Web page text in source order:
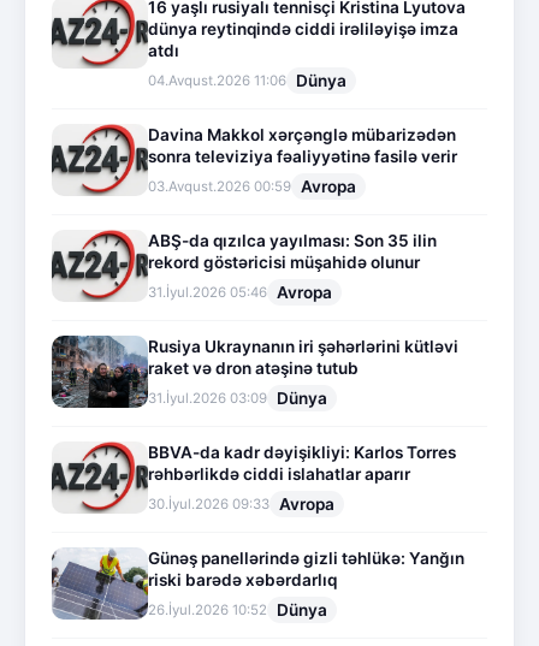
16 yaşlı rusiyalı tennisçi Kristina Lyutova
dünya reytinqində ciddi irəliləyişə imza
atdı
04.Avqust.2026 11:06 Dünya
Davina Makkol xərçənglə mübarizədən
sonra televiziya fəaliyyətinə fasilə verir
03.Avqust.2026 00:59 Avropa
ABŞ-da qızılca yayılması: Son 35 ilin
rekord göstəricisi müşahidə olunur
31.İyul.2026 05:46 Avropa
Rusiya Ukraynanın iri şəhərlərini kütləvi
raket və dron atəşinə tutub
31.İyul.2026 03:09 Dünya
BBVA-da kadr dəyişikliyi: Karlos Torres
rəhbərlikdə ciddi islahatlar aparır
30.İyul.2026 09:33 Avropa
Günəş panellərində gizli təhlükə: Yanğın
riski barədə xəbərdarlıq
26.İyul.2026 10:52 Dünya